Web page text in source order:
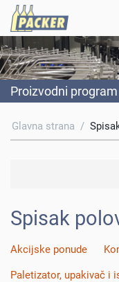
Proizvodni program
Glavna strana /
Spisak
Akcijske ponude
Paletizator, upakivač i